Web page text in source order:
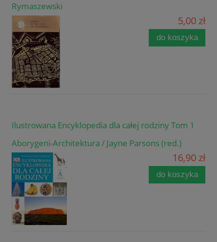
Rymaszewski
5,00 zł
do koszyka
Ilustrowana Encyklopedia dla całej rodziny Tom 1
Aborygeni-Architektura / Jayne Parsons (red.)
16,90 zł
do koszyka